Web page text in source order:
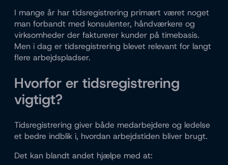
I mange år har tidsregistrering primært været noget
man forbandt med konsulenter, håndværkere og
virksomheder der fakturerer kunder på timebasis.
Men i dag er tidsregistrering blevet relevant for langt
flere arbejdspladser.
Hvorfor er tidsregistrering
vigtigt?
Tidsregistrering giver både medarbejdere og ledelse
et bedre indblik i, hvordan arbejdstiden bliver brugt.
Det kan blandt andet hjælpe med at: